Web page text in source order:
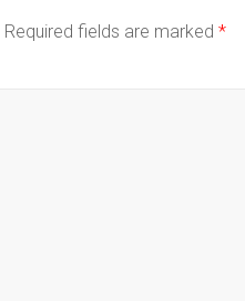
Required fields are marked *